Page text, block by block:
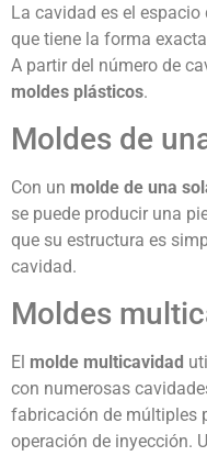
La cavidad es el
que tiene la forma
A partir del número de
moldes plásticos.
Moldes de
Con un molde de una
se puede producir una
que su estructura es
cavidad.
Moldes
El molde multicavidad
con numerosas
fabricación de múltiples
operación de inyección.